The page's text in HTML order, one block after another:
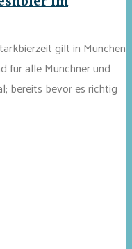
gilt in München
für alle Münchner und
bereits bevor es richtig